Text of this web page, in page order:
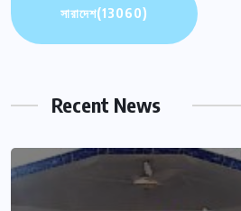
সারাদেশ(13060)
Recent News